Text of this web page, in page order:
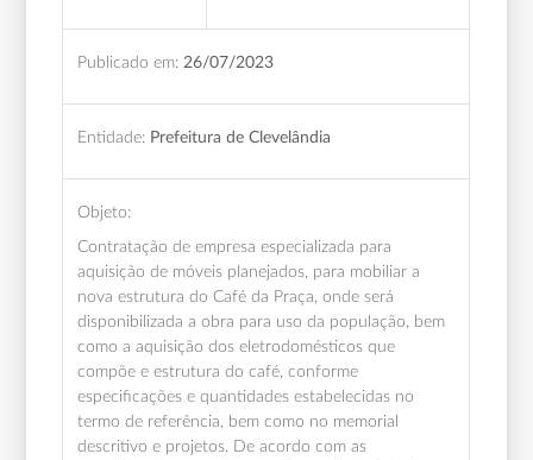
Publicado em: 26/07/2023
Entidade: Prefeitura de Clevelândia
Objeto:
Contratação de empresa especializada para
aquisição de móveis planejados, para mobiliar a
nova estrutura do Café da Praça, onde será
disponibilizada a obra para uso da população, bem
como a aquisição dos eletrodomésticos que
compõe e estrutura do café, conforme
especificações e quantidades estabelecidas no
termo de referência, bem como no memorial
descritivo e projetos. De acordo com as